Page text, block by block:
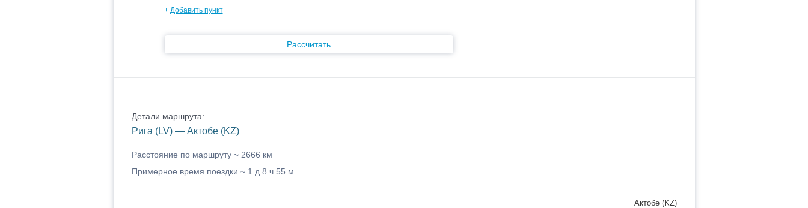
+ Добавить пункт
Рассчитать
Детали маршрута:
Рига (LV) — Актобе (KZ)
Расстояние по маршруту ~ 2666 км
Примерное время поездки ~ 1 д 8 ч 55 м
Актобе (KZ)